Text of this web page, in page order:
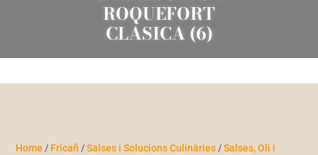
ROQUEFORT
CLASICA (6)
Home / Fricañ /Salses i Solucions Culinàries /Salses, Oli i